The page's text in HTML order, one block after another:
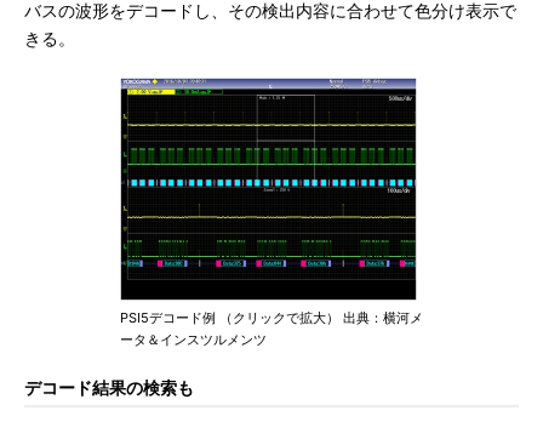
バスの波形をデコードし、その検出内容に合わせて色分け表示で
きる。
PSI5デコード例 （クリックで拡大） 出典：横河メ
ータ＆インスツルメンツ
デコード結果の検索も